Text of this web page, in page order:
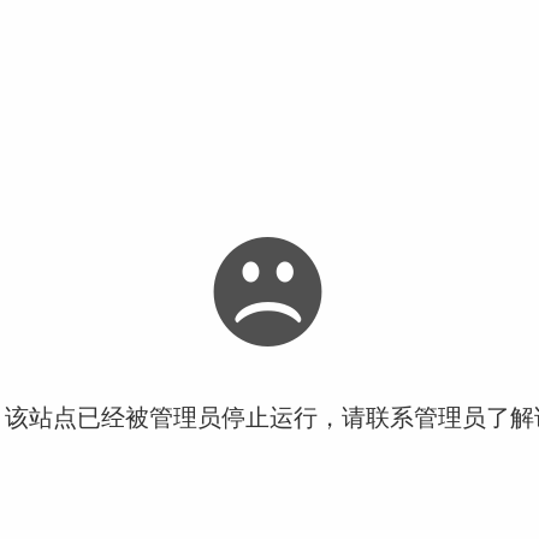
站点已经被管理员停止运行，请联系管理员了